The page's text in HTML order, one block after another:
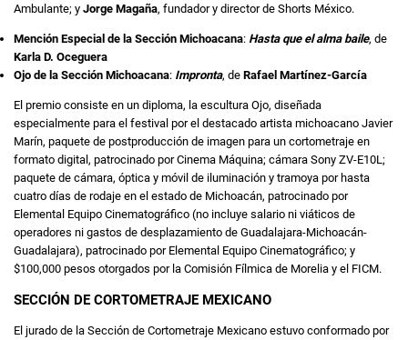
Ambulante; y Jorge Magaña, fundador y director de Shorts México.
Mención Especial de la Sección Michoacana: Hasta que el alma baile, de
Karla D. Oceguera
Ojo de la Sección Michoacana: Impronta, de Rafael Martínez-García
El premio consiste en un diploma, la escultura Ojo, diseñada
especialmente para el festival por el destacado artista michoacano Javier
Marín, paquete de postproducción de imagen para un cortometraje en
formato digital, patrocinado por Cinema Máquina; cámara Sony ZV-E10L;
paquete de cámara, óptica y móvil de iluminación y tramoya por hasta
cuatro días de rodaje en el estado de Michoacán, patrocinado por
Elemental Equipo Cinematográfico (no incluye salario ni viáticos de
operadores ni gastos de desplazamiento de Guadalajara-Michoacán-
Guadalajara), patrocinado por Elemental Equipo Cinematográfico; y
$100,000 pesos otorgados por la Comisión Fílmica de Morelia y el FICM.
SECCIÓN DE CORTOMETRAJE MEXICANO
El jurado de la Sección de Cortometraje Mexicano estuvo conformado por